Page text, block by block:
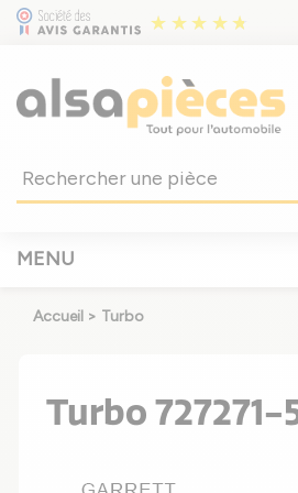
MENU
Accueil > Turbo
Turbo 727271-